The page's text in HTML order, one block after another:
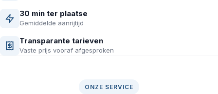
30 min ter plaatse
Gemiddelde aanrijtijd
Transparante tarieven
Vaste prijs vooraf afgesproken
ONZE SERVICE